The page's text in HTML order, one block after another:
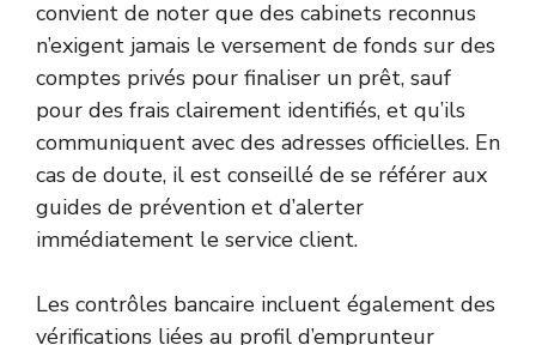
convient de noter que des cabinets reconnus
n’exigent jamais le versement de fonds sur des
comptes privés pour finaliser un prêt, sauf
pour des frais clairement identifiés, et qu’ils
communiquent avec des adresses officielles. En
cas de doute, il est conseillé de se référer aux
guides de prévention et d’alerter
immédiatement le service client.
Les contrôles bancaire incluent également des
vérifications liées au profil d’emprunteur